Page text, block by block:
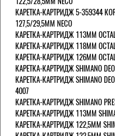
КАРЕТКА-КАРТРИДЖ 5-359344
127,5/29,5ММ NECO
КАРЕТКА-КАРТРИДЖ 113ММ
КАРЕТКА-КАРТРИДЖ 118ММ
КАРЕТКА-КАРТРИДЖ 126ММ
КАРЕТКА-КАРТРИДЖ SHIMANO
КАРЕТКА-КАРТРИДЖ SHIMANO
4007
КАРЕТКА-КАРТРИДЖ SHIMANO
КАРЕТКА-КАРТРИДЖ 113ММ
КАРЕТКА-КАРТРИДЖ 122,5ММ